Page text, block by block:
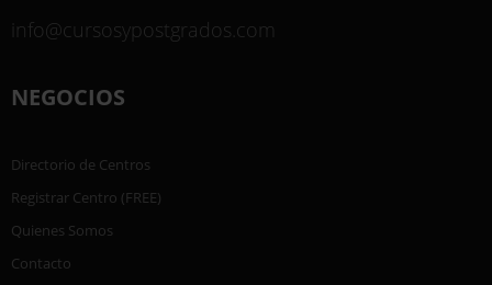
info@cursosypostgrados.com
NEGOCIOS
Directorio de Centros
Registrar Centro (FREE)
Quienes Somos
Contacto